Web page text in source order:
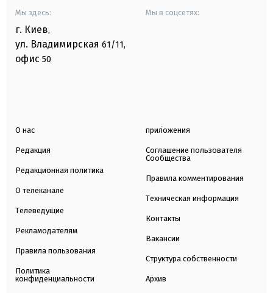
Мы здесь:
г. Киев,
ул. Владимирская 61/11,
офис 50
Мы в соцсетях:
О нас
Редакция
Редакционная политика
О телеканале
Телеведущие
Рекламодателям
Правила пользования
Политика
конфиденциальности
приложения
Соглашение пользователя
Сообщества
Правила комментирования
Техническая информация
Контакты
Вакансии
Структура собственности
Архив